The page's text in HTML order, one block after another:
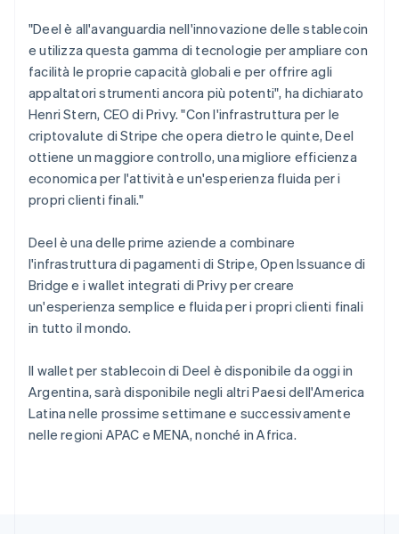
"Deel è all'avanguardia nell'innovazione delle stablecoin
e utilizza questa gamma di tecnologie per ampliare con
facilità le proprie capacità globali e per offrire agli
appaltatori strumenti ancora più potenti", ha dichiarato
Henri Stern, CEO di Privy. "Con l'infrastruttura per le
criptovalute di Stripe che opera dietro le quinte, Deel
ottiene un maggiore controllo, una migliore efficienza
economica per l'attività e un'esperienza fluida per i
propri clienti finali."
Deel è una delle prime aziende a combinare
l'infrastruttura di pagamenti di Stripe, Open Issuance di
Bridge e i wallet integrati di Privy per creare
un'esperienza semplice e fluida per i propri clienti finali
in tutto il mondo.
Il wallet per stablecoin di Deel è disponibile da oggi in
Argentina, sarà disponibile negli altri Paesi dell'America
Latina nelle prossime settimane e successivamente
nelle regioni APAC e MENA, nonché in Africa.
Paesi Bassi
NederlandsEnglish
Polonia
English
Portogallo
PortuguêsEnglish
RAS di Hong Kong, Cina
English 简体中文
Regno Unito
English
Repubblica Ceca
Romania
English
Singapore
English简体中文
Slovacchia
English
EnglishItaliano
Spagna
Español English
Stati Uniti
EnglishEspañol简体中文